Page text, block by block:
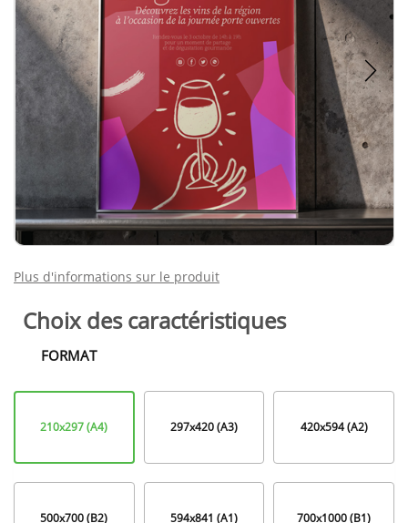
Plus d'informations sur le produit
Choix des caractéristiques
Format
FORMAT
210x297 (A4) 297x420 (A3) 420x594 (A2)
500x700 (B2) 594x841 (A1) 700x1000 (B1)